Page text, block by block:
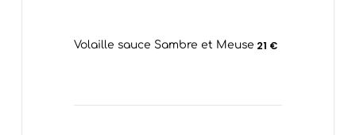
Volaille sauce Sambre et Meuse 21 €